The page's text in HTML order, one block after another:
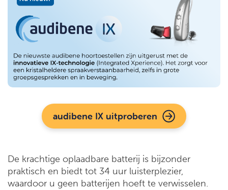
audibene IX uitproberen
De krachtige oplaadbare batterij is bijzonder
praktisch en biedt tot 34 uur luisterplezier,
waardoor u geen batterijen hoeft te verwisselen.